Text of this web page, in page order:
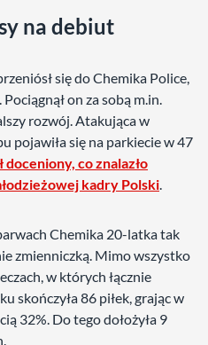
na debiut
się do Chemika Police,
on za sobą m.in.
rozwój. Atakująca w
pojawiła się na parkiecie w 47
doceniony, co znalazło
kadry Polski.
Chemika 20-latka tak
zmienniczką. Mimo wszystko
w których łącznie
skończyła 86 piłek, grając w
32%. Do tego dołożyła 9